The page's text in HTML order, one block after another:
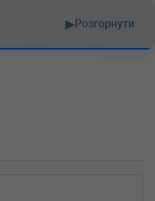
▶Розгорнути